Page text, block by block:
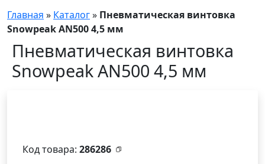
Главная » Каталог» Пневматическая винтовка
Snowpeak AN500 4,5 мм
Пневматическая винтовка
Snowpeak AN500 4,5 мм
Код товара: 286286